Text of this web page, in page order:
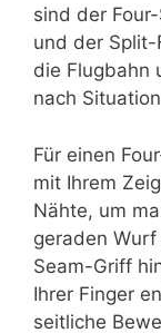
sind der
und der
die Flugbahn
nach
Für einen
mit Ihrem
Nähte, um
geraden
Seam-Griff
Ihrer Finger
seitliche